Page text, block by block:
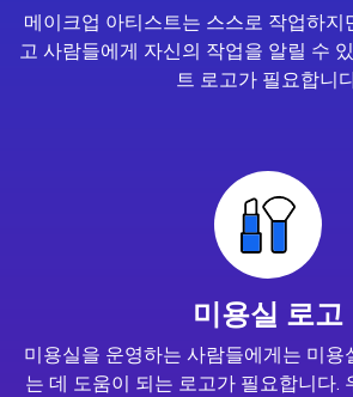
메이크업 아티스트는 스스로 작업하지
고 사람들에게 자신의 작업을 알릴 수
트 로고가 필요합니
미용실 로고
미용실을 운영하는 사람들에게는 미용
는 데 도움이 되는 로고가 필요합니다.